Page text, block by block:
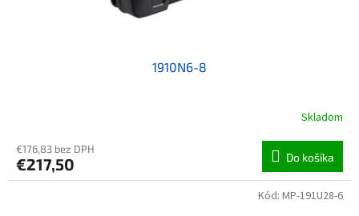
1910N6-8
Skladom
€176,83 bez DPH
€217,50 Do košíka
Kód: MP-191U28-6